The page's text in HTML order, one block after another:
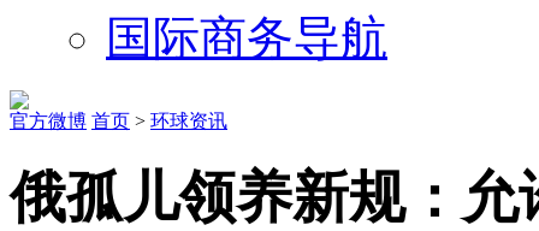
国际商务导航
官方微博 首页 > 环球资讯
俄孤儿领养新规：